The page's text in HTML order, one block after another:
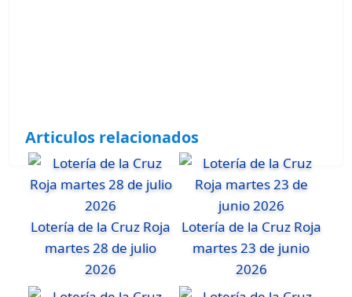
Articulos relacionados
Lotería de la Cruz Roja
martes 28 de julio
2026
Lotería de la Cruz Roja
martes 23 de junio
2026